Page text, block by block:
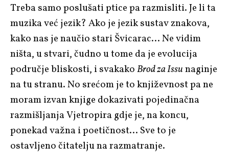
Treba samo poslušati ptice pa razmisliti. Je li ta
muzika već jezik? Ako je jezik sustav znakova,
kako nas je naučio stari Švicarac… Ne vidim
ništa, u stvari, čudno u tome da je evolucija
područje bliskosti, i svakakoBrod za Issunaginje
na tu stranu. No srećom je to književnost pa ne
moram izvan knjige dokazivati pojedinačna
razmišljanja Vjetropira gdje je, na koncu,
ponekad važna i poetičnost… Sve to je
ostavljeno čitatelju na razmatranje.